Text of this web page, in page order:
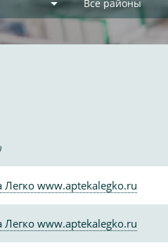
Все районы
Легко www.aptekalegko.ru
Легко www.aptekalegko.ru